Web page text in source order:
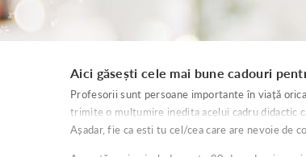
Aici găsești cele mai bune cadouri
Profesorii sunt persoane importante în viață
trimite o mulțumire inedita acelui cadru didactic
Așadar, fie ca esti tu cel/cea care are nevoie de